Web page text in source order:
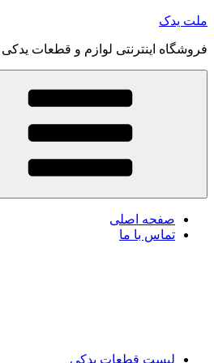
رفتن
محتوا
ملت یدک
فروشگاه اینترنتی لوازم و قطعات
صفحه اصلی
تماس با ما
لیست قطعات یدکی